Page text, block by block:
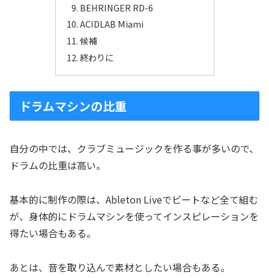
BEHRINGER RD-6
ACIDLAB Miami
候補
終わりに
ドラムマシンの比重
自分の中では、クラブミュージックを作る事が多いので、
ドラムの比重は高い。
基本的に制作の際は、Ableton Liveでビートなど全て組む
が、身体的にドラムマシンを使ってインスピレーションを
得たい場合もある。
あとは、音を取り込んで素材としたい場合もある。